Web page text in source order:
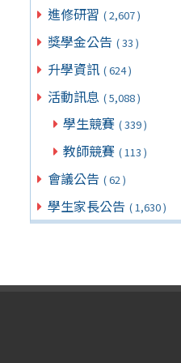
進修研習 ( 2,607 )
獎學金公告 ( 33 )
升學資訊 ( 624 )
活動訊息 ( 5,088 )
學生競賽 ( 339 )
教師競賽 ( 113 )
會議公告 ( 62 )
學生家長公告 ( 1,630 )